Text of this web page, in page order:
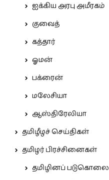
ஐக்கிய அரபு அமீரகம்
குவைத்
கத்தார்
ஓமன்
பக்ரைன்
மலேசியா
ஆஸ்திரேலியா
தமிழீழச் செய்திகள்
தமிழர் பிரச்சினைகள்
தமிழினப் படுகொலை